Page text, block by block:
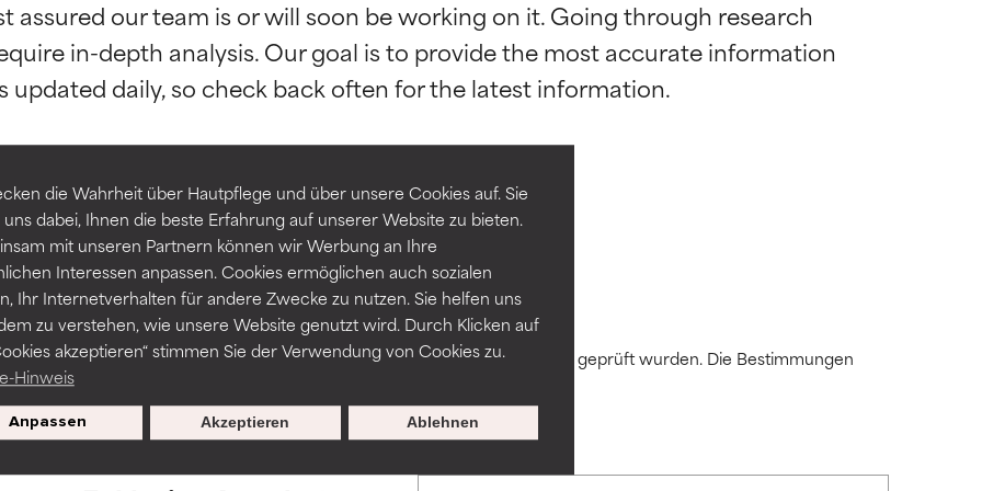
die Wahrheit über Hautpflege und über unsere Cookies auf. Sie
dabei, Ihnen die beste Erfahrung auf unserer Website zu bieten.
mit unseren Partnern können wir Werbung an Ihre
Interessen anpassen. Cookies ermöglichen auch sozialen
Ihr Internetverhalten für andere Zwecke zu nutzen. Sie helfen uns
zu verstehen, wie unsere Website genutzt wird. Durch Klicken auf
akzeptieren“ stimmen Sie der Verwendung von Cookies zu.
Hinweis
Anpassen Ablehnen
Akzeptieren
assured our team is or will soon be working on it. Going through research
in-depth analysis. Our goal is to provide the most accurate information
ZURÜCK ZUR SUCHE
werden wissenschaftliche Studien herangezogen, die durch Expert:innen geprüft wurden. Die Bestimmungen
Verfügbarkeiten variieren je nach Land und Region.
unabhängige Studien belegt. Hervorragender Wirkstoff für die meisten
nicht irritierend, kann aber auch ästhetische, Haltbarkeits- oder andere
die die Verwendbarkeit einschränken.
von Hautreizungen. Das Risiko wächst, wenn es mit anderen
kombiniert wird.
Entzündungen, Trockenheit etc. verursachen. Kann bei bestimmten
unabhängige Studien belegt. Hervorragender Wirkstoff für die meisten
nicht irritierend, kann aber auch ästhetische, Haltbarkeits- oder andere
die die Verwendbarkeit einschränken.
von Hautreizungen. Das Risiko wächst, wenn es mit anderen
kombiniert wird.
Entzündungen, Trockenheit etc. verursachen. Kann bei bestimmten